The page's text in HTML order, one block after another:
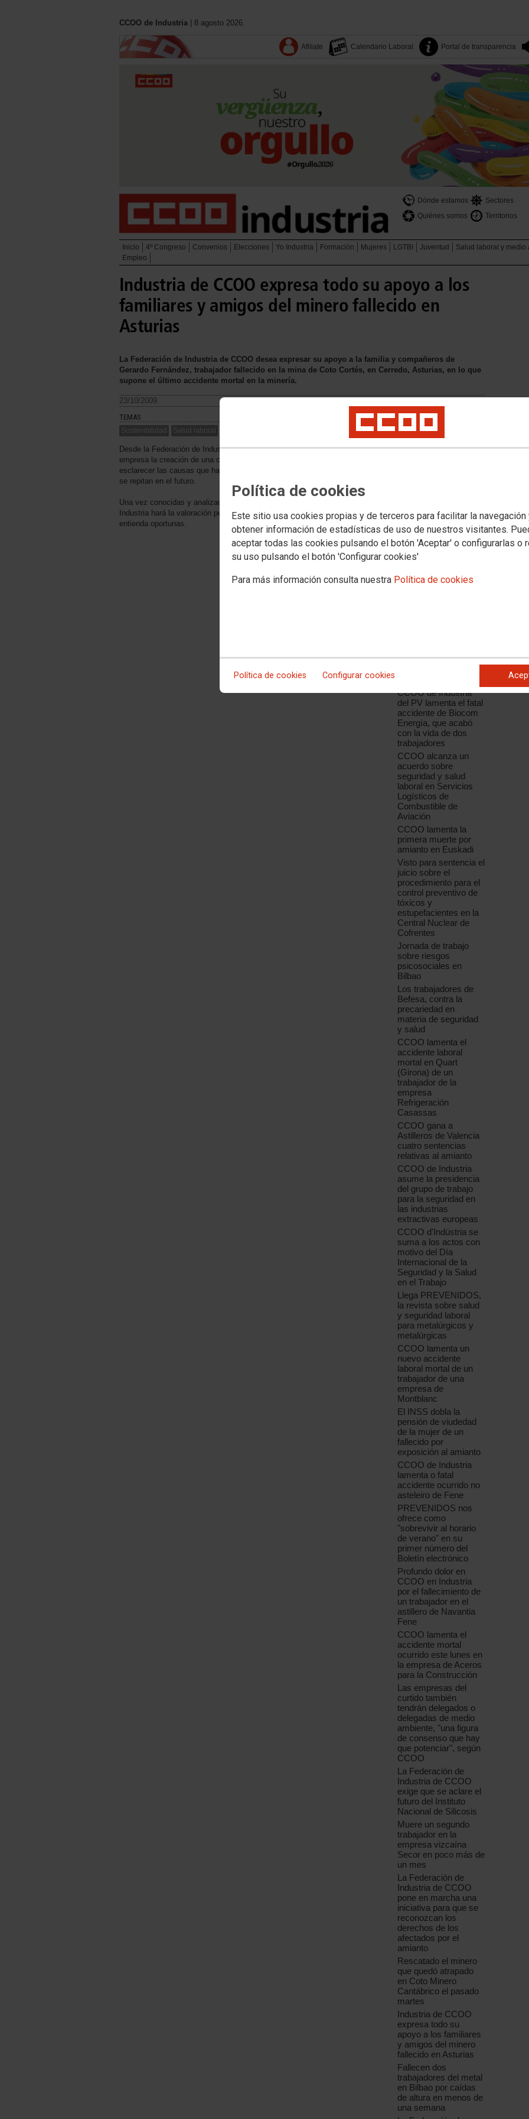
Política de cookies
Este sitio usa cookies propias y de terceros para facilitar la navegación
obtener información de estadísticas de uso de nuestros visitantes.
aceptar todas las cookies pulsando el botón 'Aceptar' o configurarlas o
su uso pulsando el botón 'Configurar cookies'
Para más información consulta nuestra Política de cookies
Política de cookies Configurar cookies
CCOO de Industria | 8 agosto 2026.
Afiliate Calendario Laboral Portal de transparencia
Dónde estamos Sectores
Quiénes somos
Territorios
Inicio 4º Congreso Convenios Elecciones Yo Industria Formación Mujeres LGTBI Juventud Salud laboral y medio
Empleo
Industria de CCOO expresa todo su apoyo a los
familiares y amigos del minero fallecido en
Asturias
La Federación de Industria de CCOO desea expresar su apoyo a la familia y compañeros de
Gerardo Fernández, trabajador fallecido en la mina de Coto Cortés, en Cerredo, Asturias, en lo que
supone el último accidente mortal en la minería.
23/10/2009.
TEMAS
Sostenibilidad Salud laboral
Desde la Federación de Industria de CCOO se va a exigir a la dirección de la
empresa la creación de una comisión de investigación con el fin de intentar
esclarecer las causas que han producido el accidente y poder así evitar que
se repitan en el futuro.
Una vez conocidas y analizadas las causas del accidente la Federación de
Industria hará la valoración pertinente y llevará a cabo las acciones que
entienda oportunas.
un trabajador en una
CCOO de Industria
del PV lamenta el fatal
accidente de Biocom
Energía, que acabó
con la vida de dos
trabajadores
CCOO alcanza un
acuerdo sobre
seguridad y salud
laboral en Servicios
Logísticos de
Combustible de
Aviación
CCOO lamenta la
primera muerte por
amianto en Euskadi
Visto para sentencia el
juicio sobre el
procedimiento para el
control preventivo de
tóxicos y
estupefacientes en la
Central Nuclear de
Cofrentes
Jornada de trabajo
sobre riesgos
psicosociales en
Bilbao
Los trabajadores de
Befesa, contra la
precariedad en
materia de seguridad
y salud
CCOO lamenta el
accidente laboral
mortal en Quart
(Girona) de un
trabajador de la
empresa
Refrigeración
Casassas
CCOO gana a
Astilleros de Valencia
cuatro sentencias
relativas al amianto
CCOO de Industria
asume la presidencia
del grupo de trabajo
para la seguridad en
las industrias
extractivas europeas
CCOO d'Indústria se
suma a los actos con
motivo del Día
Internacional de la
Seguridad y la Salud
en el Trabajo
Llega PREVENIDOS,
la revista sobre salud
y seguridad laboral
para metalúrgicos y
metalúrgicas
CCOO lamenta un
nuevo accidente
laboral mortal de un
trabajador de una
empresa de
Montblanc
El INSS dobla la
pensión de viudedad
de la mujer de un
fallecido por
exposición al amianto
CCOO de Industria
lamenta o fatal
accidente ocurrido no
asteleiro de Fene
PREVENIDOS nos
ofrece como
"sobrevivir al horario
de verano" en su
primer número del
Boletín electrónico
Profundo dolor en
CCOO en Industria
por el fallecimiento de
un trabajador en el
astillero de Navantia
Fene
CCOO lamenta el
accidente mortal
ocurrido este lunes en
la empresa de Aceros
para la Construcción
Las empresas del
curtido también
tendrán delegados o
delegadas de medio
ambiente, "una figura
de consenso que hay
que potenciar", según
CCOO
La Federación de
Industria de CCOO
exige que se aclare el
futuro del Instituto
Nacional de Silicosis
Muere un segundo
trabajador en la
empresa vizcaína
Secor en poco más de
un mes
La Federación de
Industria de CCOO
pone en marcha una
iniciativa para que se
reconozcan los
derechos de los
afectados por el
amianto
Rescatado el minero
que quedó atrapado
en Coto Minero
Cantábrico el pasado
martes
Industria de CCOO
expresa todo su
apoyo a los familiares
y amigos del minero
fallecido en Asturias
Fallecen dos
trabajadores del metal
en Bilbao por caídas
de altura en menos de
una semana